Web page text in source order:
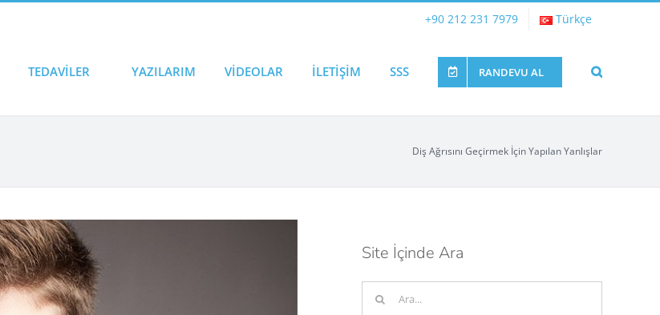
+90 212 231 7979 Türkçe
TEDAVİLER YAZILARIM VİDEOLAR İLETİŞİM SSS RANDEVU AL
Diş Ağrısını Geçirmek İçin Yapılan Yanlışlar
Site İçinde Ara
Ara: